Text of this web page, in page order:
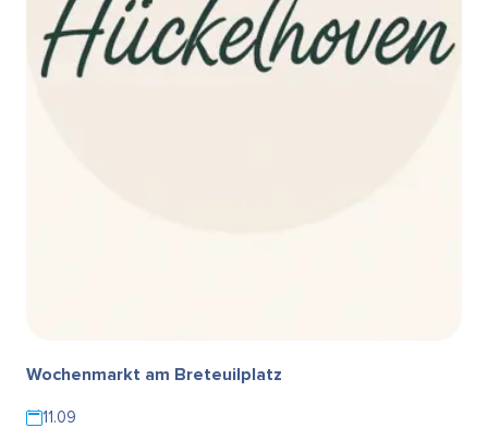
Wochenmarkt am Breteuilplatz
11.09